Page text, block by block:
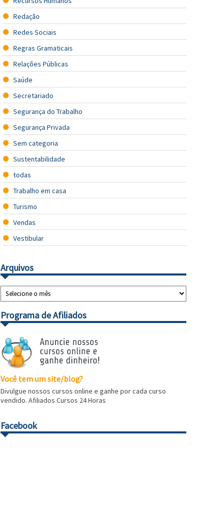
Redação
Redes Sociais
Regras Gramaticais
Relações Públicas
Saúde
Secretariado
Segurança do Trabalho
Segurança Privada
Sem categoria
Sustentabilidade
todas
Trabalho em casa
Turismo
Vendas
Vestibular
Arquivos
Programa de Afiliados
Você tem um site/blog?
Divulgue nossos cursos online e ganhe por cada curso
vendido. Afiliados Cursos 24 Horas
Facebook